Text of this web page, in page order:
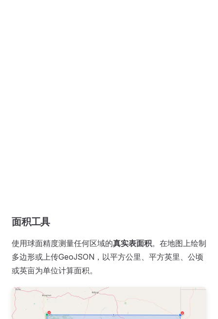
面积工具
使用球面精度测量任何区域的真实表面积。在地图上绘制
多边形或上传GeoJSON，以平方公里、平方英里、公顷
或英亩为单位计算面积。